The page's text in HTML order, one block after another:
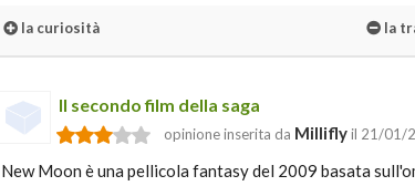
la curiosità la
Il secondo film della saga
opinione inserita da Milliflyil 21/01/
New Moon è una pellicola fantasy del 2009 basata